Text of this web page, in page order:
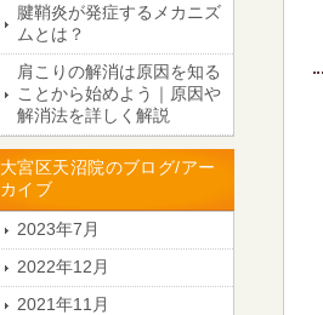
腱鞘炎が発症するメカニズ
ムとは？
肩こりの解消は原因を知る
ことから始めよう｜原因や
解消法を詳しく解説
大宮区天沼院のブログ/アー
カイブ
2023年7月
2022年12月
2021年11月